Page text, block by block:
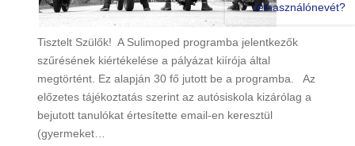
felhasználónevét?
Tisztelt Szülők! A Sulimoped programba jelentkezők
szűrésének kiértékelése a pályázat kiírója által
megtörtént. Ez alapján 30 fő jutott be a programba. Az
előzetes tájékoztatás szerint az autósiskola kizárólag a
bejutott tanulókat értesítette email-en keresztül
(gyermeket…